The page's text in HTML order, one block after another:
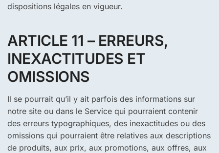
dispositions légales en vigueur.
ARTICLE 11 – ERREURS,
INEXACTITUDES ET
OMISSIONS
Il se pourrait qu’il y ait parfois des informations sur
notre site ou dans le Service qui pourraient contenir
des erreurs typographiques, des inexactitudes ou des
omissions qui pourraient être relatives aux descriptions
de produits, aux prix, aux promotions, aux offres, aux